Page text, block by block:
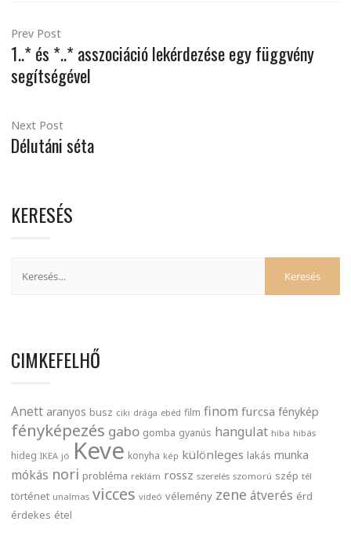
Prev Post
1..* és *..* asszociáció lekérdezése egy függvény
segítségével
Next Post
Délutáni séta
KERESÉS
CIMKEFELHŐ
Anett aranyos busz ciki drága ebéd film finom furcsa fénykép
fényképezés gabo gomba gyanús hangulat hiba hibás
hideg IKEA jó Keve konyha kép különleges lakás munka
mókás nori probléma reklám rossz szerelés szomorú szép tél
történet unalmas vicces videó vélemény zene átverés érd
érdekes étel